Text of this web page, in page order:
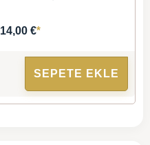
14,00 €*
SEPETE EKLE